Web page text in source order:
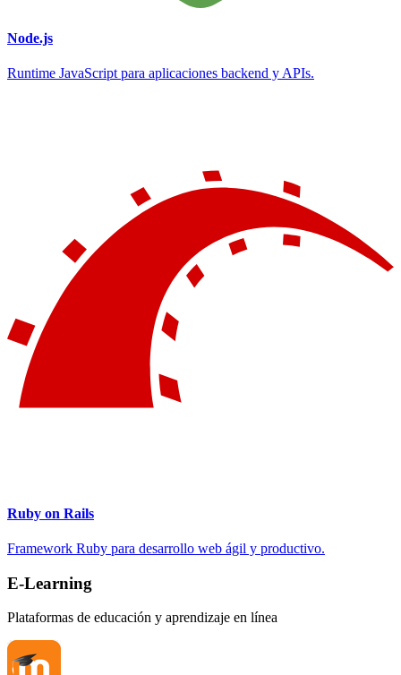
Node.js
Runtime JavaScript para aplicaciones backend y APIs.
Ruby on Rails
Framework Ruby para desarrollo web ágil y productivo.
E-Learning
Plataformas de educación y aprendizaje en línea